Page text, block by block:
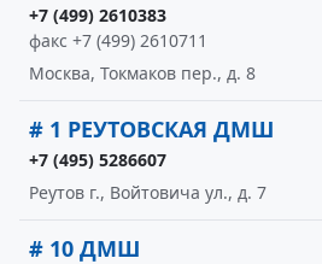
+7 (499) 2610383
факс +7 (499) 2610711
Москва, Токмаков пер., д. 8
# 1 РЕУТОВСКАЯ ДМШ
+7 (495) 5286607
Реутов г., Войтовича ул., д. 7
# 10 ДМШ